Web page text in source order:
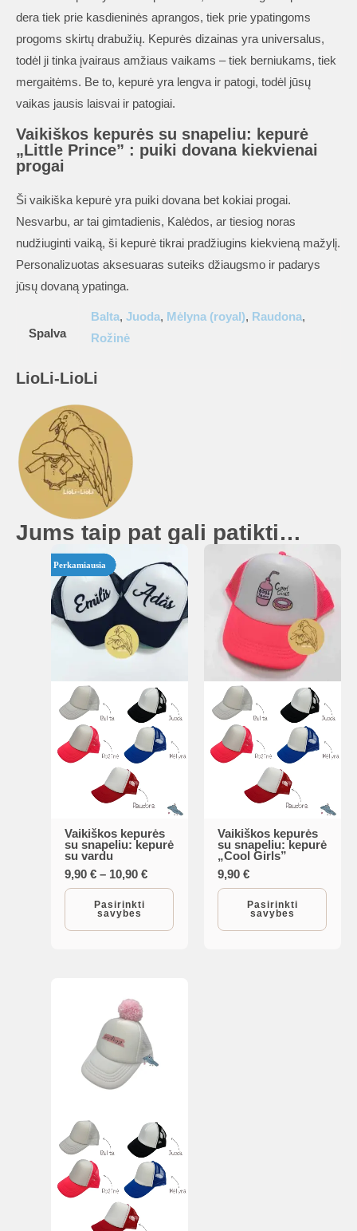
dera tiek prie kasdieninės aprangos, tiek prie ypatingoms
progoms skirtų drabužių. Kepurės dizainas yra universalus,
todėl ji tinka įvairaus amžiaus vaikams – tiek berniukams, tiek
mergaitėms. Be to, kepurė yra lengva ir patogi, todėl jūsų
vaikas jausis laisvai ir patogiai.
Vaikiškos kepurės su snapeliu: kepurė
„Little Prince” : puiki dovana kiekvienai
progai
Ši vaikiška kepurė yra puiki dovana bet kokiai progai.
Nesvarbu, ar tai gimtadienis, Kalėdos, ar tiesiog noras
nudžiuginti vaiką, ši kepurė tikrai pradžiugins kiekvieną mažylį.
Personalizuotas aksesuaras suteiks džiaugsmo ir padarys
jūsų dovaną ypatinga.
Spalva
Balta, Juoda, Mėlyna (royal), Raudona,
Rožinė
LioLi-LioLi
Jums taip pat gali patikti…
Perkamiausia
Vaikiškos kepurės
su snapeliu: kepurė
su vardu
9,90€ – 10,90€Price
range:
10,90 €
Pasirinkti
savybes
This
product
has
multiple
variants.
chosen
page
Vaikiškos kepurės
su snapeliu: kepurė
„Cool Girls”
9,90€
Pasirinkti
savybes
This
product
has
multiple
variants.